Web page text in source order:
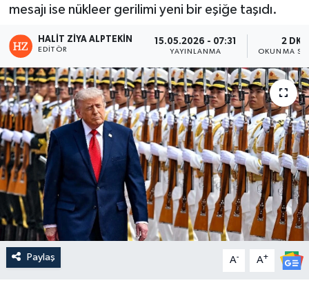
mesajı ise nükleer gerilimi yeni bir eşiğe taşıdı.
HALIT ZIYA ALPTEKIN
EDITÖR
15.05.2026 - 07:31
YAYINLANMA
2 DK
OKUNMA
Paylaş A- A+
PİYASALAR
SAVUNMA
Haber Arşivi